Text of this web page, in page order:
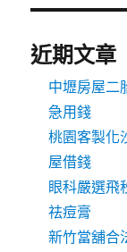
近期文章
中壢房屋二
急用錢
桃園客製化
屋借錢
眼科嚴選飛
祛痘膏
新竹當舖合